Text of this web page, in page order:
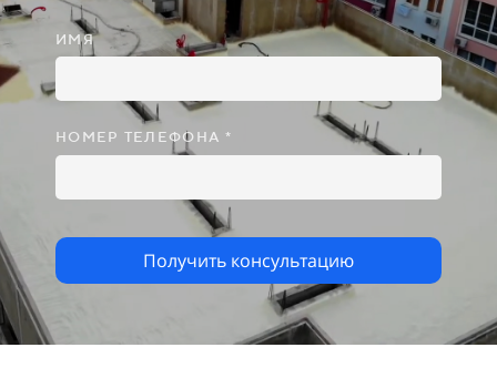
ИМЯ
НОМЕР ТЕЛЕФОНА *
Получить консультацию